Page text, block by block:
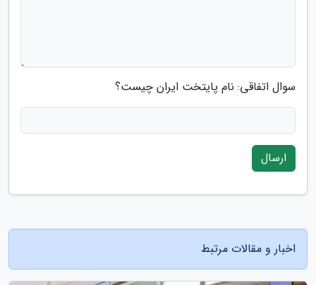
سوال اتفاقی: نام پایتخت ایران چیست؟
ارسال
اخبار و مقالات مرتبط